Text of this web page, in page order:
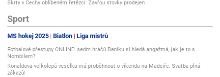
Škrty v Čechy oblíbeném řetězci: Zavřou stovky prodejen
Sport
MS hokej 2025 Biatlon Liga mistrů
Fotbalové přestupy ONLINE: sedm hráčů Baníku si hledá angažmá, jak je to s
Nombilem?
Ronaldova velkolepá veselka má proběhnout o víkendu na Madeiře: Svatba plná
zákazů!